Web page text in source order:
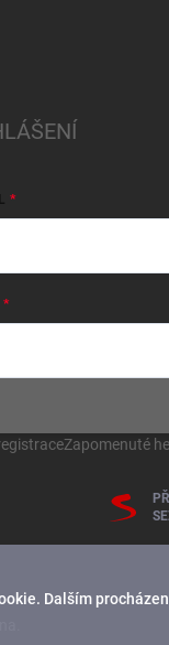
Dalším
Zapomenuté